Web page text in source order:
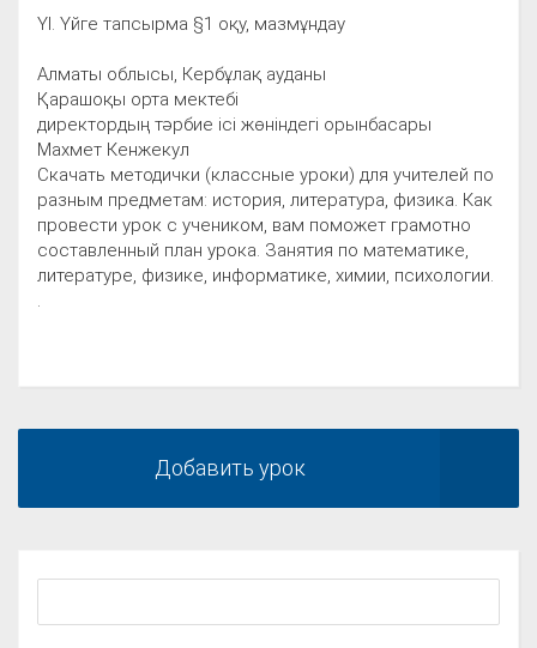
ҮІ. Үйге тапсырма §1 оқу, мазмұндау
Алматы облысы, Кербұлақ ауданы
Қарашоқы орта мектебі
директордың тәрбие ісі жөніндегі орынбасары
Махмет Кенжекул
Скачать методички (классные уроки) для учителей по
разным предметам: история, литература, физика. Как
провести урок с учеником, вам поможет грамотно
составленный план урока. Занятия по математике,
литературе, физике, информатике, химии, психологии.
Добавить урок